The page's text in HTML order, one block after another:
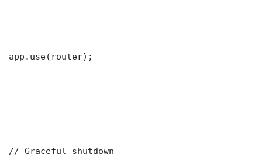
app.use(router);
// Graceful shutdown